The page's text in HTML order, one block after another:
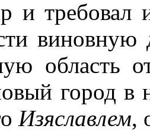
и требовал
виновную
область
город в
Изяславлем,